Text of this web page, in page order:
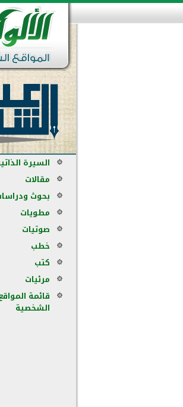
السيرة
مقالات
بحوث
مطويات
صوتيات
خطب
كتب
مرئيات
قائمة
الشخصية